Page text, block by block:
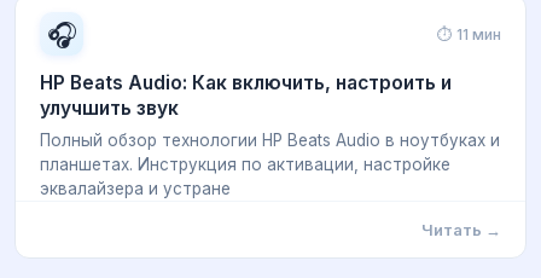
🎧 ⏱ 11 мин
HP Beats Audio: Как включить, настроить и
улучшить звук
Полный обзор технологии HP Beats Audio в ноутбуках и
планшетах. Инструкция по активации, настройке
эквалайзера и устране
Читать →